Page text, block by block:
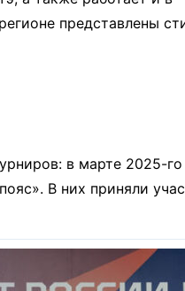
представлены
в марте 2025-
В них приняли